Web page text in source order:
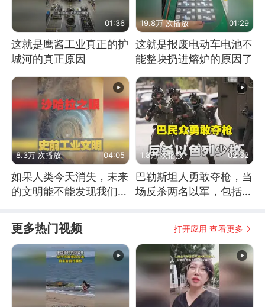
01:36
这就是鹰酱工业真正的护
城河的真正原因
19.8万 次播放 01:29
这就是报废电动车电池不
能整块扔进熔炉的原因了
8.3万 次播放 04:05
如果人类今天消失，未来
的文明能不能发现我们存
1.8万 次播放 02:32
巴勒斯坦人勇敢夺枪，当
场反杀两名以军，包括一
更多热门视频 打开应用 查看更多